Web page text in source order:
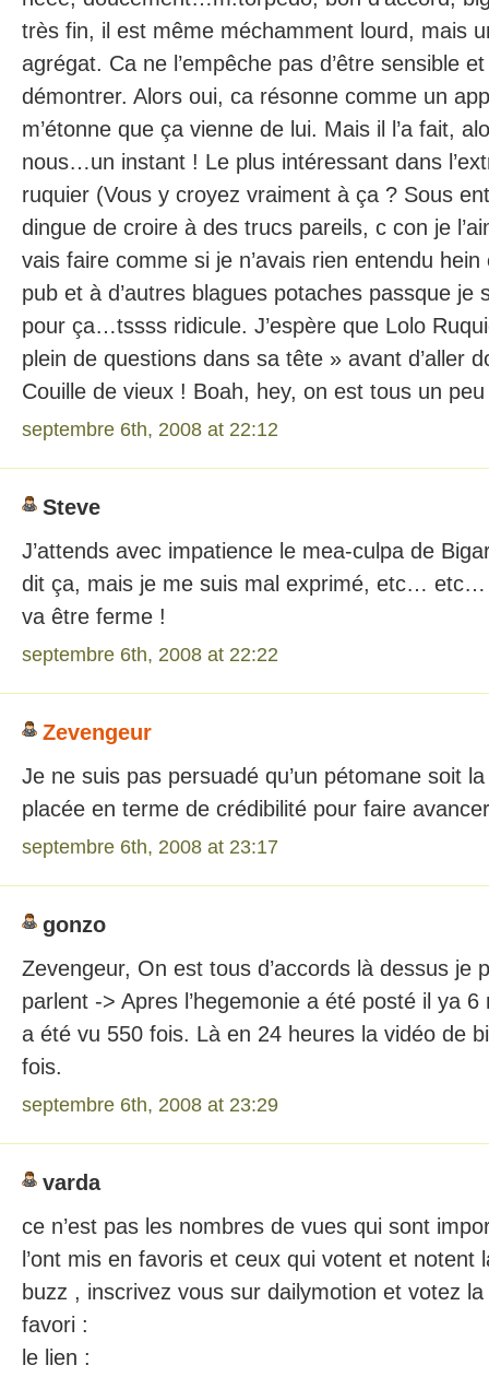
très fin, il est même méchamment lourd, mais
agrégat. Ca ne l’empêche pas d’être sensible
démontrer. Alors oui, ca résonne comme un
m’étonne que ça vienne de lui. Mais il l’a fait,
nous…un instant ! Le plus intéressant dans
ruquier (Vous y croyez vraiment à ça ? Sous
dingue de croire à des trucs pareils, c con je
vais faire comme si je n’avais rien entendu
pub et à d’autres blagues potaches passque je
pour ça…tssss ridicule. J’espère que Lolo
plein de questions dans sa tête » avant d’aller
Couille de vieux ! Boah, hey, on est tous un
septembre 6th, 2008 at 22:12
Steve
J’attends avec impatience le mea-culpa de
dit ça, mais je me suis mal exprimé, etc… etc…
va être ferme !
septembre 6th, 2008 at 22:22
Zevengeur
Je ne suis pas persuadé qu’un pétomane soit
placée en terme de crédibilité pour faire
septembre 6th, 2008 at 23:17
gonzo
Zevengeur, On est tous d’accords là dessus je
parlent -> Apres l’hegemonie a été posté il ya
a été vu 550 fois. Là en 24 heures la vidéo de
fois.
septembre 6th, 2008 at 23:29
varda
ce n’est pas les nombres de vues qui sont
l’ont mis en favoris et ceux qui votent et notent
buzz , inscrivez vous sur dailymotion et votez
favori :
le lien :